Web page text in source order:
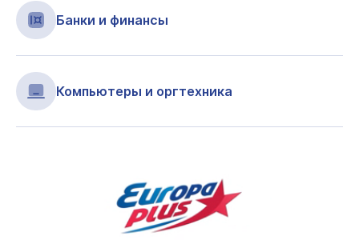
Банки и финансы
Компьютеры и оргтехника